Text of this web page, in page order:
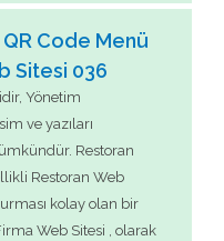
Code Menü
Sitesi 036
Yönetim
ve yazıları
Restoran
Restoran Web
kolay olan bir
Web Sitesi , olarak